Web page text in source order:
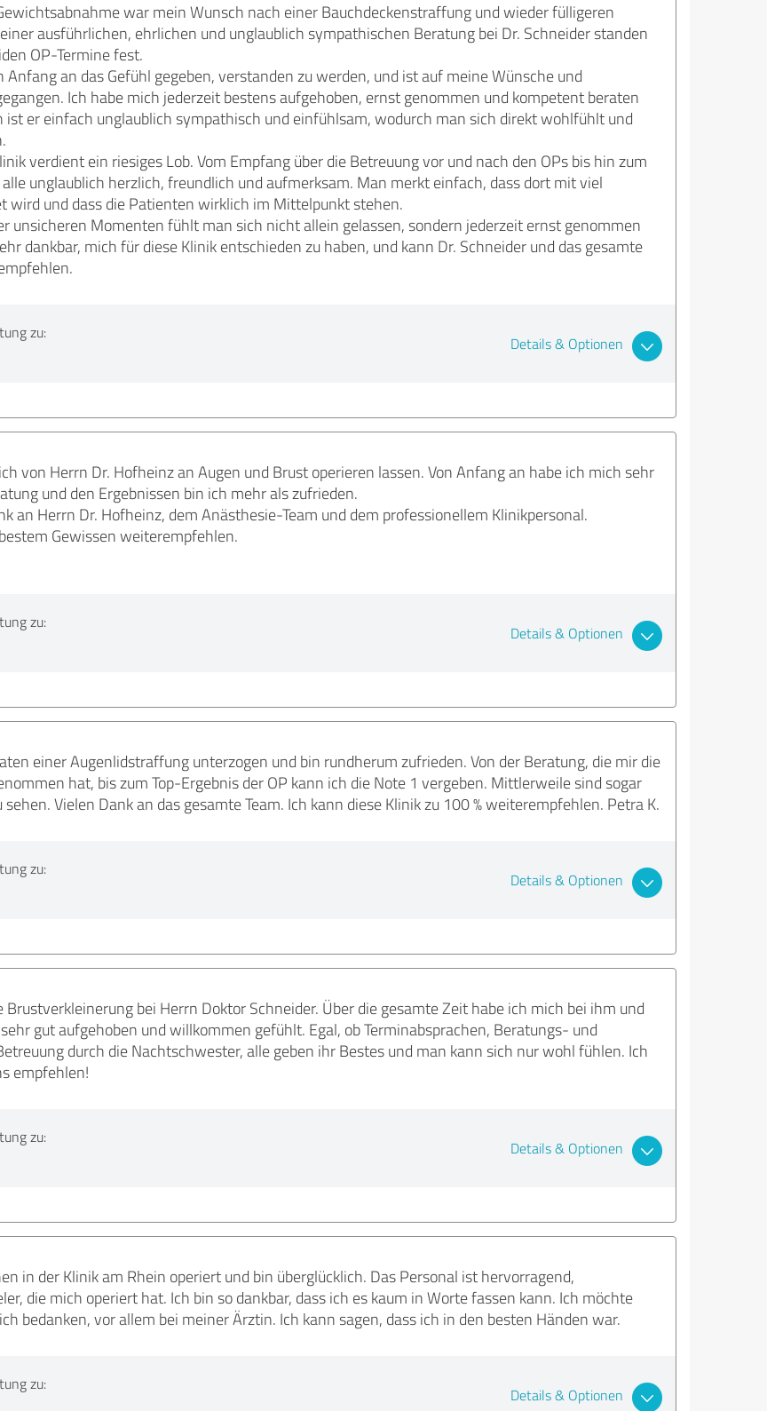
war mein Wunsch nach einer Bauchdeckenstraffung und wieder fülligeren
ausführlichen, ehrlichen und unglaublich sympathischen Beratung bei Dr. Schneider standen
OP-Termine fest.
Anfang an das Gefühl gegeben, verstanden zu werden, und ist auf meine Wünsche und
Ich habe mich jederzeit bestens aufgehoben, ernst genommen und kompetent beraten
ist er einfach unglaublich sympathisch und einfühlsam, wodurch man sich direkt wohlfühlt und
verdient ein riesiges Lob. Vom Empfang über die Betreuung vor und nach den OPs bis hin zum
unglaublich herzlich, freundlich und aufmerksam. Man merkt einfach, dass dort mit viel
wird und dass die Patienten wirklich im Mittelpunkt stehen.
unsicheren Momenten fühlt man sich nicht allein gelassen, sondern jederzeit ernst genommen
dankbar, mich für diese Klinik entschieden zu haben, und kann Dr. Schneider und das gesamte
zu:
Details & Optionen
von Herrn Dr. Hofheinz an Augen und Brust operieren lassen. Von Anfang an habe ich mich sehr
und den Ergebnissen bin ich mehr als zufrieden.
an Herrn Dr. Hofheinz, dem Anästhesie-Team und dem professionellem Klinikpersonal.
Gewissen weiterempfehlen.
zu:
Details & Optionen
einer Augenlidstraffung unterzogen und bin rundherum zufrieden. Von der Beratung, die mir die
hat, bis zum Top-Ergebnis der OP kann ich die Note 1 vergeben. Mittlerweile sind sogar
Vielen Dank an das gesamte Team. Ich kann diese Klinik zu 100 % weiterempfehlen. Petra K.
zu:
Details & Optionen
bei Herrn Doktor Schneider. Über die gesamte Zeit habe ich mich bei ihm und
gut aufgehoben und willkommen gefühlt. Egal, ob Terminabsprachen, Beratungs- und
durch die Nachtschwester, alle geben ihr Bestes und man kann sich nur wohl fühlen. Ich
empfehlen!
zu:
Details & Optionen
in der Klinik am Rhein operiert und bin überglücklich. Das Personal ist hervorragend,
die mich operiert hat. Ich bin so dankbar, dass ich es kaum in Worte fassen kann. Ich möchte
bedanken, vor allem bei meiner Ärztin. Ich kann sagen, dass ich in den besten Händen war.
zu:
Details & Optionen